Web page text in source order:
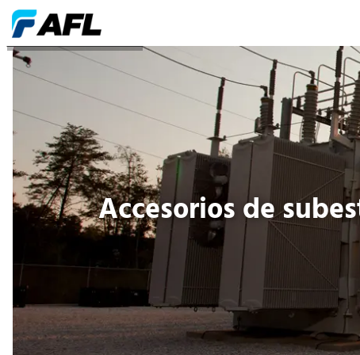
Accesorios de subestación
Accesorios de